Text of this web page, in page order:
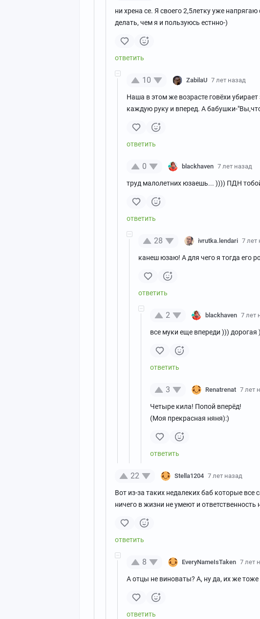
ни хрена се. Я своего 2,5летку уже
делать, чем я и пользуюсь естнно-)
10 ZabilaU 7 лет назад
Наша в этом же возрасте говёхи
каждую руку и вперед. А бабушки-
0 blackhaven 7 лет назад
труд малолетних юзаешь... )))) ПДН
28 ivrutka.lendari 7 лет
канеш юзаю! А для чего я тогда его
2 blackhaven 7 лет
все муки еще впереди ))) дорогая
3 Renatrenat 7 лет
Четыре кила! Попой вперёд!
(Моя прекрасная няня):)
22 Stella1204 7 лет назад
Вот из-за таких недалеких баб которые
ничего в жизни не умеют и ответственность
8 EveryNameIsTaken 7 лет
А отцы не виноваты? А, ну да, их же